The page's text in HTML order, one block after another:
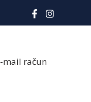
mail račun